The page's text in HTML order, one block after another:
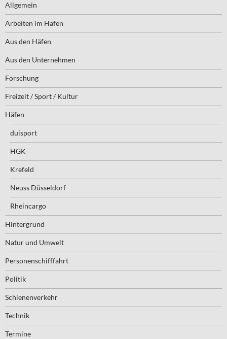
Allgemein
Arbeiten im Hafen
Aus den Häfen
Aus den Unternehmen
Forschung
Freizeit / Sport / Kultur
Häfen
duisport
HGK
Krefeld
Neuss Düsseldorf
Rheincargo
Hintergrund
Natur und Umwelt
Personenschifffahrt
Politik
Schienenverkehr
Technik
Termine